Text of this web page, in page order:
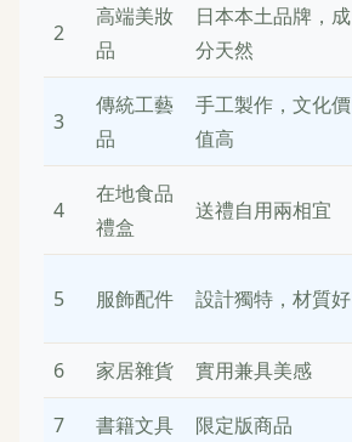
2
高端美妝
品
日本本土品牌，成
分天然
3
傳統工藝
品
手工製作，文化價
值高
4
在地食品
禮盒
送禮自用兩相宜
5 服飾配件 設計獨特，材質好
6 家居雜貨 實用兼具美感
7 書籍文具 限定版商品